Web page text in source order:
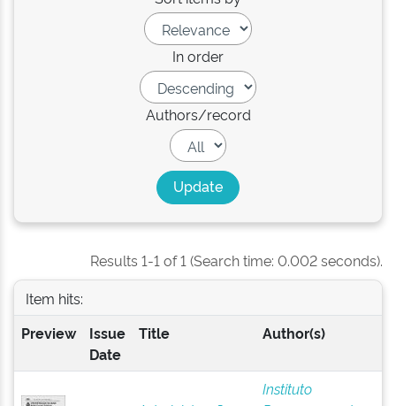
In order
Authors/record
Results 1-1 of 1 (Search time: 0.002 seconds).
Item hits:
Preview
Issue
Date
Title Author(s)
Instituto